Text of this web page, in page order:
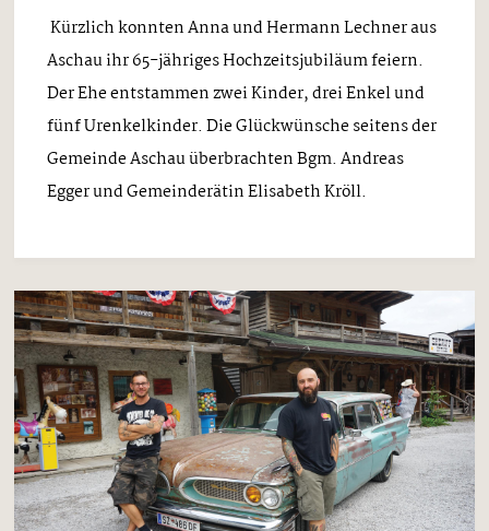
Kürzlich konnten Anna und Hermann Lechner aus
Aschau ihr 65-jähriges Hochzeitsjubiläum feiern.
Der Ehe entstammen zwei Kinder, drei Enkel und
fünf Urenkelkinder. Die Glückwünsche seitens der
Gemeinde Aschau überbrachten Bgm. Andreas
Egger und Gemeinderätin Elisabeth Kröll.